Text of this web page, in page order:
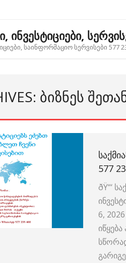
ინვესტიციები,
საინფორმაციო სერვისები 577
ᲑᲘᲖᲜᲔᲡ
577
ðŸ“‘
6,